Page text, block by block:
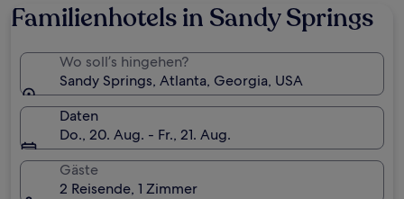
Familienhotels in Sandy Springs
Wo soll’s hingehen?
Sandy Springs, Atlanta, Georgia, USA
Daten
Do., 20. Aug. - Fr., 21. Aug.
Gäste
2 Reisende, 1 Zimmer